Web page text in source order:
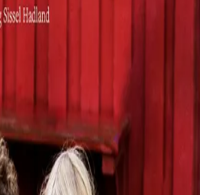
av 1-3 arbeidsdager
over 349,-